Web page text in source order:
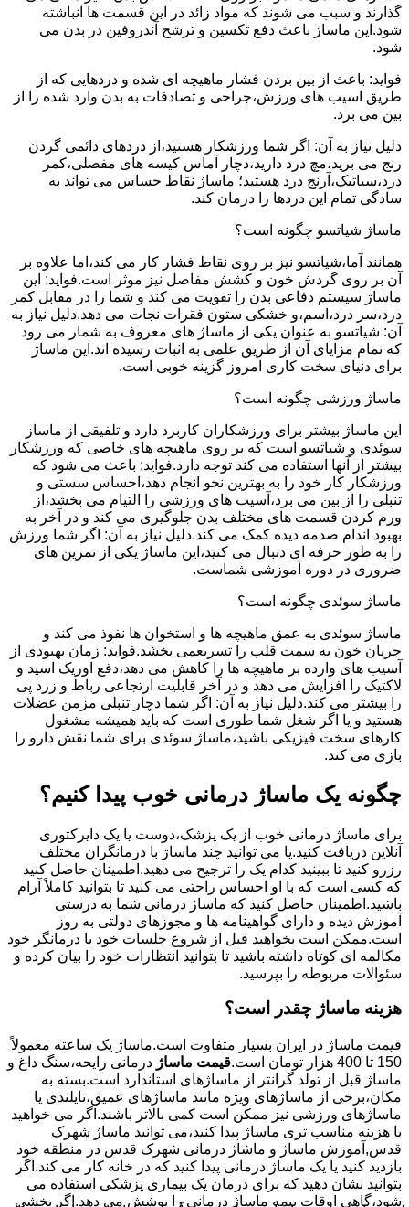
گذارند و سبب می شوند که مواد زائد در این قسمت ها انباشته
شود.این ماساژ باعث دفع تکسین و ترشح آندروفین در بدن می
شود.
فواید: باعث از بین بردن فشار ماهیچه ای شده و دردهایی که از
طریق اسیب های ورزش،جراحی و تصادفات به بدن وارد شده را از
بین می برد.
دلیل نیاز به آن: اگر شما ورزشکار هستید،از دردهای دائمی گردن
رنج می برید،مچ درد دارید،دچار آماس کیسه های مفصلی،کمر
درد،سیاتیک،آرنج درد هستید؛ ماساژ نقاط حساس می تواند به
سادگی تمام این دردها را درمان کند.
ماساژ شیاتسو چگونه است؟
همانند آما،شیاتسو نیز بر روی نقاط فشار کار می کند،اما علاوه بر
آن بر روی گردش خون و کشش مفاصل نیز موثر است.فواید: این
ماساژ سیستم دفاعی بدن را تقویت می کند و شما را در مقابل کمر
درد،سر درد،اسم،و خشکی ستون فقرات نجات می دهد.دلیل نیاز به
آن: شیاتسو به عنوان یکی از ماساژ های معروف به شمار می رود
که تمام مزایای آن از طریق علمی به اثبات رسیده اند.این ماساژ
برای دنیای سخت کاری امروز گزینه خوبی است.
ماساژ ورزشی چگونه است؟
این ماساژ بیشتر برای ورزشکاران کاربرد دارد و تلفیقی از ماساز
سوئدی و شیاتسو است که بر روی ماهیچه های خاصی که ورزشکار
بیشتر از آنها استفاده می کند توجه دارد.فواید: باعث می شود که
ورزشکار کار خود را به بهترین نحو انجام دهد،احساس سستی و
تنبلی را از بین می برد،آسیب های ورزشی را التیام می بخشد،از
ورم کردن قسمت های مختلف بدن جلوگیری می کند و در آخر به
بهبود اندام صدمه دیده کمک می کند.دلیل نیاز به آن: اگر شما ورزش
را به طور حرفه ای دنبال می کنید،این ماساژ یکی از تمرین های
ضروری در دوره آموزشی شماست.
ماساژ سوئدی چگونه است؟
ماساژ سوئدی به عمق ماهیچه ها و استخوان ها نفوذ می کند و
جریان خون به سمت قلب را تسریعمی بخشد.فواید: زمان بهبودی از
آسیب های وارده بر ماهیچه ها را کاهش می دهد،دفع اوریک اسید و
لاکتیک را افزایش می دهد و در آخر قابلیت ارتجاعی رباط و زرد پی
را بیشتر می کند.دلیل نیاز به آن: اگر شما دچار تنبلی مزمن عضلات
هستید و یا اگر شغل شما طوری است که باید همیشه مشغول
کارهای سخت فیزیکی باشید،ماساژ سوئدی برای شما نقش دارو را
بازی می کند.
چگونه یک ماساژ درمانی خوب پیدا کنیم؟
برای ماساژ درمانی خوب از یک پزشک،دوست یا یک دایرکتوری
آنلاین دریافت کنید.یا می توانید چند ماساژ با درمانگران مختلف
رزرو کنید تا ببینید کدام یک را ترجیح می دهید.اطمینان حاصل کنید
که کسی است که با او احساس راحتی می کنید تا بتوانید کاملاً آرام
باشید.اطمینان حاصل کنید که ماساژ درمانی شما به درستی
آموزش دیده و دارای گواهینامه ها و مجوزهای دولتی به روز
است.ممکن است بخواهید قبل از شروع جلسات خود با درمانگر خود
مکالمه ای کوتاه داشته باشید تا بتوانید انتظارات خود را بیان کرده و
سئوالات مربوطه را بپرسید.
هزینه ماساژ چقدر است؟
قیمت ماساژ در ایران بسیار متفاوت است.ماساژ یک ساعته معمولاً
150 تا 400 هزار تومان است.
قیمت ماساژ درمانی رایحه،سنگ داغ و
ماساژ قبل از تولد گرانتر از ماساژهای استاندارد است.بسته به
مکان،برخی از ماساژهای ویژه مانند ماساژهای عمیق،تایلندی یا
ماساژهای ورزشی نیز ممکن است کمی بالاتر باشند.اگر می خواهید
با هزینه مناسب تری ماساژ پیدا کنید،می توانید ماساژ شهرک
قدس,آموزش ماساژ و ماشاژ درمانی شهرک قدس در منطقه خود
بازدید کنید یا یک ماساژ درمانی پیدا کنید که در خانه کار می کند.اگر
بتوانید نشان دهید که برای درمان یک بیماری پزشکی استفاده می
شود،گاهی اوقات بیمه ماساژ درمانی را پوشش می دهد.اگر بخشی